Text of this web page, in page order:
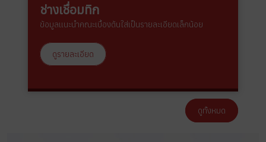
ช่างเชื่อมทิก
ข้อมูลแนะนำคณะเบื้องต้นใส่เป็นรายละเอียดเล็กน้อย
ดูรายละเอียด
ดูทั้งหมด